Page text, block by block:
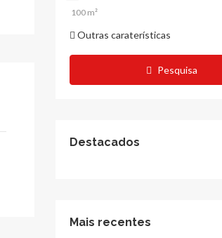
Outras caraterísticas
Pesquisa
Destacados
Mais recentes